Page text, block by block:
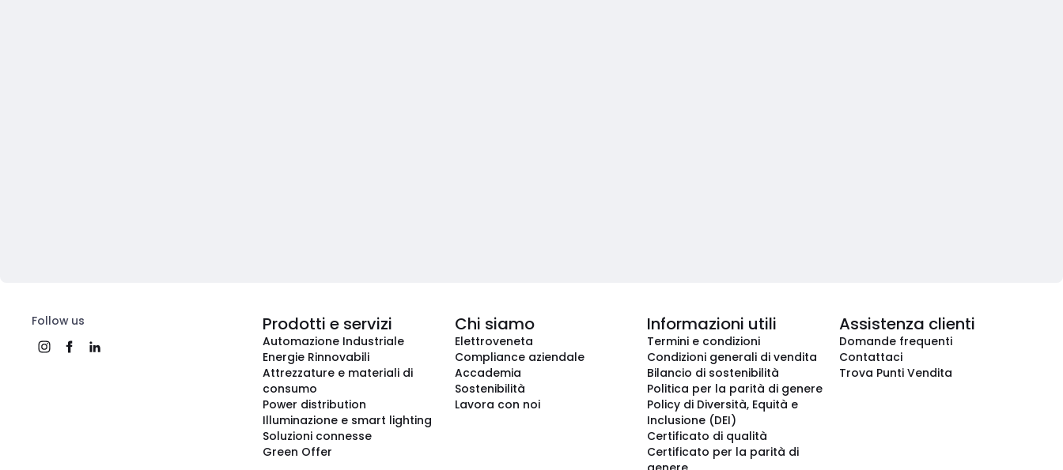
Follow us Prodotti e servizi
Automazione Industriale
Energie Rinnovabili
Attrezzature e materiali di
consumo
Power distribution
Illuminazione e smart lighting
Soluzioni connesse
Green Offer
Chi siamo
Elettroveneta
Compliance aziendale
Accademia
Sostenibilità
Lavora con noi
Informazioni utili
Termini e condizioni
Condizioni generali di vendita
Bilancio di sostenibilità
Politica per la parità di genere
Policy di Diversità, Equità e
Inclusione (DEI)
Certificato di qualità
Certificato per la parità di
Assistenza clienti
Domande frequenti
Contattaci
Trova Punti Vendita